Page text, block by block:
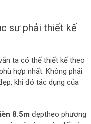
sư phải thiết kế
ta có thể thiết kế theo
hợp nhất. Không phải
khi đó tác dụng của
8.5m đẹptheo phương